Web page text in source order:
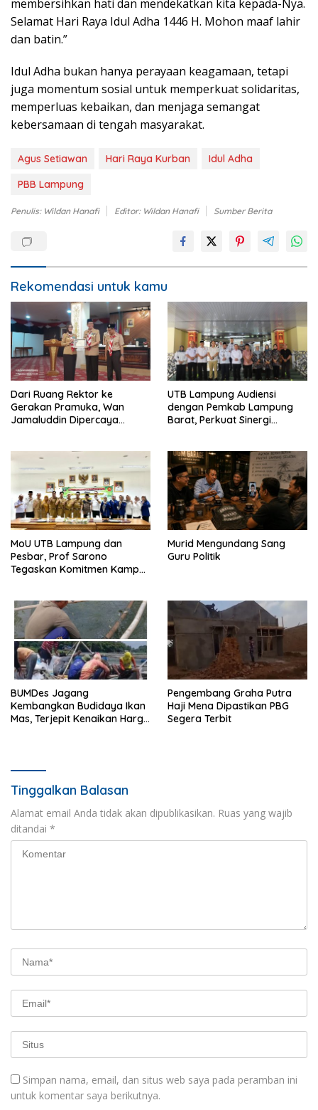
membersihkan hati dan mendekatkan kita kepada-Nya.
Selamat Hari Raya Idul Adha 1446 H. Mohon maaf lahir
dan batin.”
Idul Adha bukan hanya perayaan keagamaan, tetapi
juga momentum sosial untuk memperkuat solidaritas,
memperluas kebaikan, dan menjaga semangat
kebersamaan di tengah masyarakat.
Agus Setiawan Hari Raya Kurban
Idul Adha
PBB Lampung
Penulis: Wildan Hanafi Editor: Wildan Hanafi Sumber Berita
Rekomendasi untuk kamu
Dari Ruang Rektor ke
Gerakan Pramuka, Wan
Jamaluddin Dipercaya
UTB Lampung Audiensi
dengan Pemkab Lampung
Barat, Perkuat Sinergi
MoU UTB Lampung dan
Pesbar, Prof Sarono
Tegaskan Komitmen Kampus
Murid Mengundang Sang
Guru Politik
BUMDes Jagang
Kembangkan Budidaya Ikan
Mas, Terjepit Kenaikan Harga
Pengembang Graha Putra
Haji Mena Dipastikan PBG
Segera Terbit
Tinggalkan Balasan
Alamat email Anda tidak akan dipublikasikan. Ruas yang wajib
ditandai *
Simpan nama, email, dan situs web saya pada peramban ini
untuk komentar saya berikutnya.